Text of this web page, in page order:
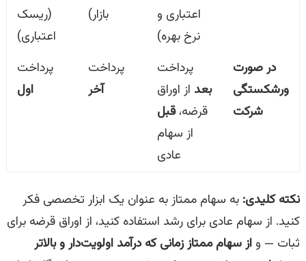
اعتباری و
نرخ بهره)
بازار)
(ریسک
اعتباری)
در صورت
ورشکستگی
شرکت
پرداخت
بعد از اوراق
قرضه،قبل
از سهام
عادی
پرداخت
آخر
پرداخت
اول
نکته کلیدی: به سهام ممتاز به عنوان یک ابزار تخصصی فکر
کنید. از سهام عادی برای رشد استفاده کنید، از اوراق قرضه برای
ثبات — و از سهام ممتاز زمانی که درآمد اولویت‌دار و بالاتر